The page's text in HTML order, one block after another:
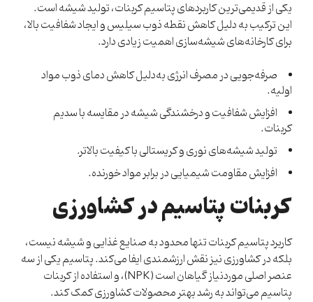
یکی از قدیمی‌ترین کاربردهای پتاسیم کربنات، تولید شیشه است.
این ترکیب به دلیل کاهش نقطه ذوب سیلیس و ایجاد شفافیت بالا،
برای کارخانه‌های شیشه‌سازی اهمیت زیادی دارد.
صرفه‌جویی در مصرف انرژی به‌دلیل کاهش دمای ذوب مواد
اولیه.
افزایش شفافیت و درخشندگی شیشه در مقایسه با سدیم
کربنات.
تولید شیشه‌های نوری و کریستالی با کیفیت بالاتر.
افزایش مقاومت شیمیایی در برابر مواد خورنده.
کربنات پتاسیم در کشاورزی
کاربرد پتاسیم کربنات تنها محدود به صنایع غذایی و شیشه نیست،
بلکه در کشاورزی نیز نقش ارزشمندی ایفا می‌کند. پتاسیم یکی از سه
عنصر اصلی موردنیاز گیاهان است (NPK)، و استفاده از کربنات
پتاسیم می‌تواند به رشد بهتر محصولات کشاورزی کمک کند.